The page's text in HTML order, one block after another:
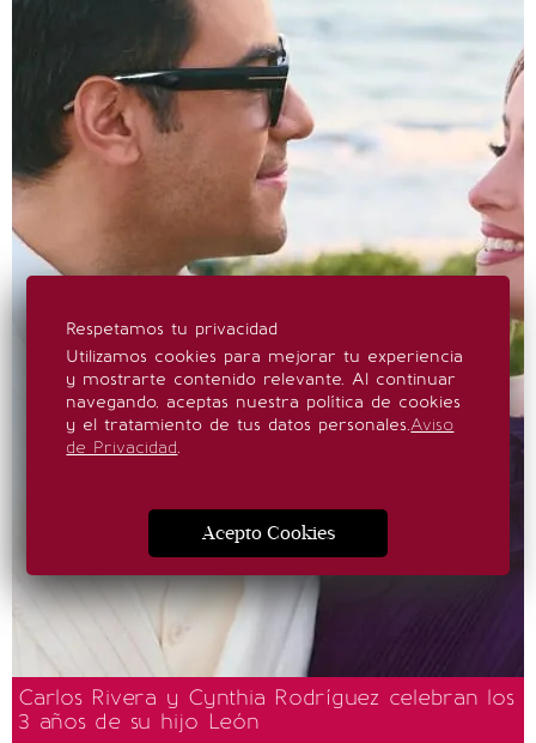
Carlos Rivera y Cynthia Rodríguez celebran los
3 años de su hijo León
Respetamos tu privacidad
Utilizamos cookies para mejorar tu experiencia
y mostrarte contenido relevante. Al continuar
navegando, aceptas nuestra política de cookies
y el tratamiento de tus datos personales.Aviso
de Privacidad.
Acepto Cookies